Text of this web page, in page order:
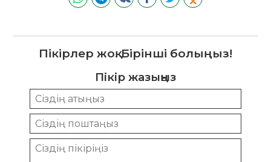
Пікірлер жоқ. Бірінші болыңыз!
Пікір жазыңыз